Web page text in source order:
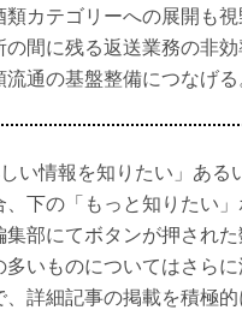
類カテゴリーへの展開も
の間に残る返送業務の非
通の基盤整備につなげる
い情報を知りたい」ある
、下の「もっと知りたい」
集部にてボタンが押され
多いものについてはさら
、詳細記事の掲載を積極的